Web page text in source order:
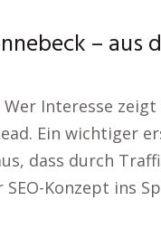
– aus
Interesse
Ein wichtiger
dass durch
Konzept ins